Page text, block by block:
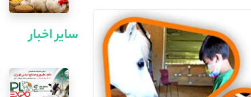
سایر اخبار